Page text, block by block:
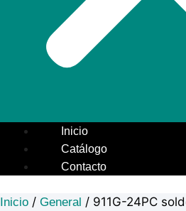
Inicio
Catálogo
Contacto
Inicio / General / 911G-24PC